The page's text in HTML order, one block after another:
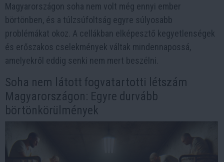
Magyarországon soha nem volt még ennyi ember
börtönben, és a túlzsúfoltság egyre súlyosabb
problémákat okoz. A cellákban elképesztő kegyetlenségek
és erőszakos cselekmények váltak mindennapossá,
amelyekről eddig senki nem mert beszélni.
Soha nem látott fogvatartotti létszám
Magyarországon: Egyre durvább
börtönkörülmények